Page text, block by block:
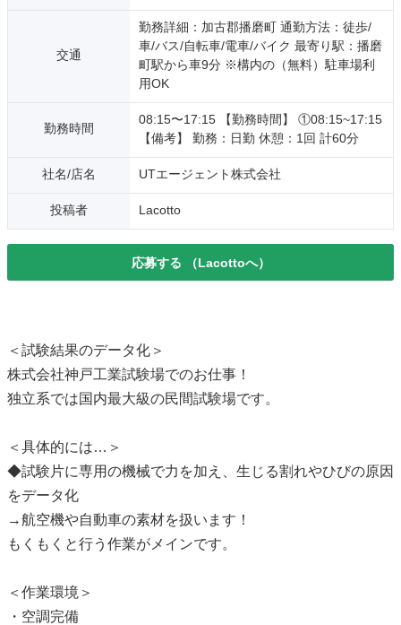
交通
勤務詳細：加古郡播磨町 通勤方法：徒歩/
車/バス/自転車/電車/バイク 最寄り駅：播磨
町駅から車9分 ※構内の（無料）駐車場利
用OK
勤務時間
08:15〜17:15 【勤務時間】 ①08:15~17:15
【備考】 勤務：日勤 休憩：1回 計60分
社名/店名 UTエージェント株式会社
投稿者 Lacotto
応募する （Lacottoへ）
＜試験結果のデータ化＞
株式会社神戸工業試験場でのお仕事！
独立系では国内最大級の民間試験場です。
＜具体的には…＞
◆試験片に専用の機械で力を加え、生じる割れやひびの原因
をデータ化
→航空機や自動車の素材を扱います！
もくもくと行う作業がメインです。
＜作業環境＞
・空調完備